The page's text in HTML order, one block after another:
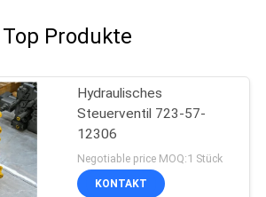
Top Produkte
Hydraulisches
Steuerventil 723-57-
12306
Negotiable price MOQ:1 Stück
KONTAKT